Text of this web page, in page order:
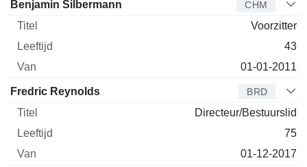
Bestuurder Titel Leeftijd
Benjamin Silbermann CHM
Voorzitter
43
01-01-2011
Fredric Reynolds BRD
Directeur/Bestuurslid
75
01-12-2017